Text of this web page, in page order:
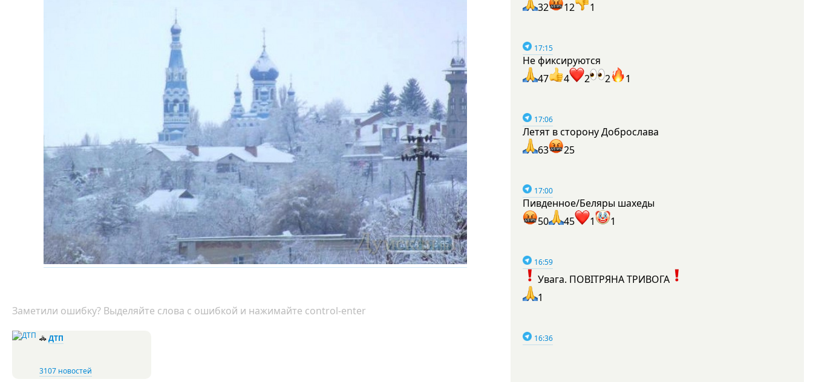
Заметили ошибку? Выделяйте слова с ошибкой и нажимайте control-enter
🚓ДТП
3107 новостей
32
12 1
17:15
Не фиксируются
47
4 2 2 1
17:06
Летят в сторону Доброслава
63
25
17:00
Пивденное/Беляры шахеды
50
45 1 1
16:59
Увага. ПОВІТРЯНА ТРИВОГА
1
16:36